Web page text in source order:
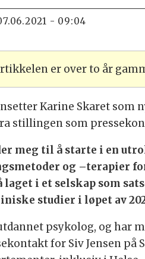
07.06.2021 - 09:04
er over to år
Karine Skaret som
stillingen som
meg til å starte i en
og –terapier
laget i et selskap som
studier i løpet av
psykolog, og har
for Siv Jensen